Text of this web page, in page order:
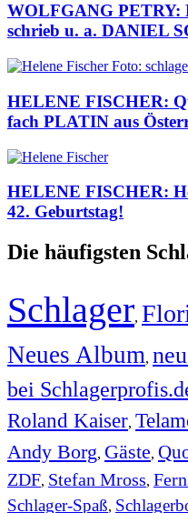
WOLFGANG PETRY:
schrieb u. a. DANIEL
HELENE FISCHER:
fach PLATIN aus
HELENE FISCHER:
42. Geburtstag!
Die häufigsten
Schlager,
Neues Album,
bei
Roland Kaiser,
Andy Borg, Gäste,
ZDF, Stefan Mross,
Schlager-Spaß,